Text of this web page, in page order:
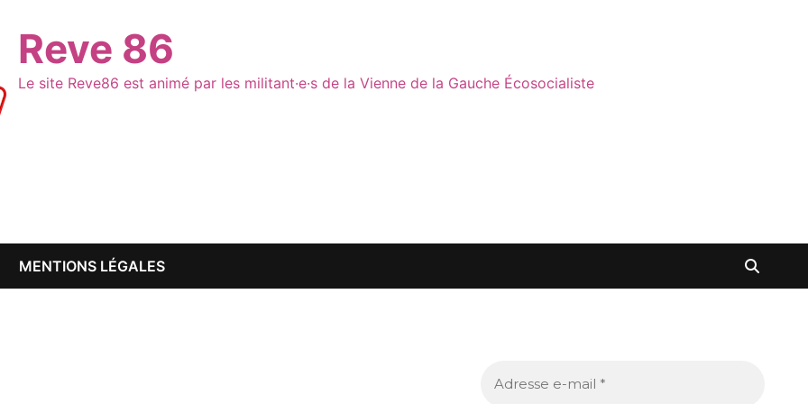
Reve 86
Le site Reve86 est animé par les militant·e·s de la Vienne de la Gauche Écosocialiste
MENTIONS LÉGALES